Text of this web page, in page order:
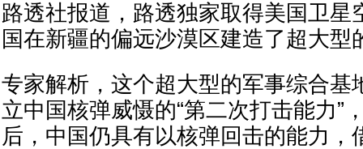
路透社报道，路透独家取得美国卫星
国在新疆的偏远沙漠区建造了超大型
专家解析，这个超大型的军事综合基
立中国核弹威慑的“第二次打击能力”
后，中国仍具有以核弹回击的能力，